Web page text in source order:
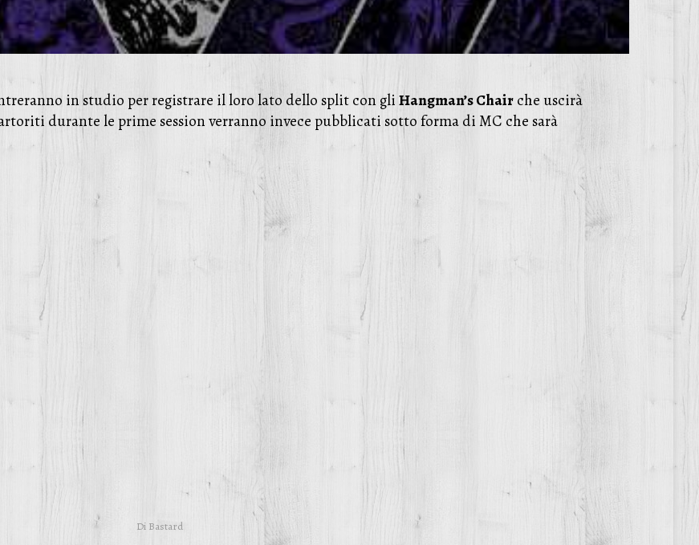
in studio per registrare il loro lato dello split con gliHangman’s Chairche uscirà
durante le prime session verranno invece pubblicati sotto forma di MC che sarà
Di Bastard